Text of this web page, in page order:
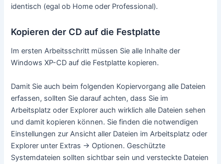
identisch (egal ob Home oder Professional).
Kopieren der CD auf die Festplatte
Im ersten Arbeitsschritt müssen Sie alle Inhalte der
Windows XP-CD auf die Festplatte kopieren.
Damit Sie auch beim folgenden Kopiervorgang alle Dateien
erfassen, sollten Sie darauf achten, dass Sie im
Arbeitsplatz oder Explorer auch wirklich alle Dateien sehen
und damit kopieren können. Sie finden die notwendigen
Einstellungen zur Ansicht aller Dateien im Arbeitsplatz oder
Explorer unter Extras -> Optionen. Geschützte
Systemdateien sollten sichtbar sein und versteckte Dateien